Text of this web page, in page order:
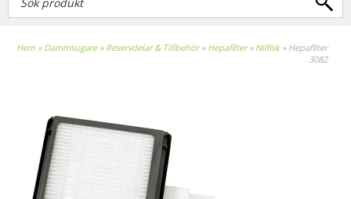
Hem» Dammsugare» Reservdelar & Tillbehör» Hepafilter» Nilfisk» Hepafilter
3082